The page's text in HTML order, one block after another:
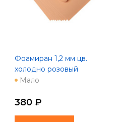
Фоамиран 1,2 мм цв.
холодно розовый
Мало
380 ₽